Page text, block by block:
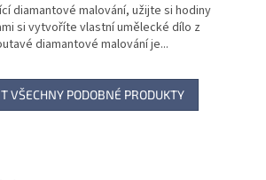
diamantové malování, užijte si hodiny
si vytvoříte vlastní umělecké dílo z
diamantové malování je...
VŠECHNY PODOBNÉ PRODUKTY